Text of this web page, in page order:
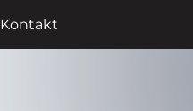
Kontakt